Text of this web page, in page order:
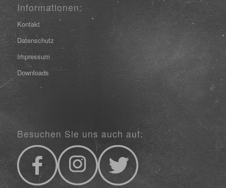
Informationen:
Kontakt
Datenschutz
Impressum
Downloads
Besuchen Sie uns auch auf: